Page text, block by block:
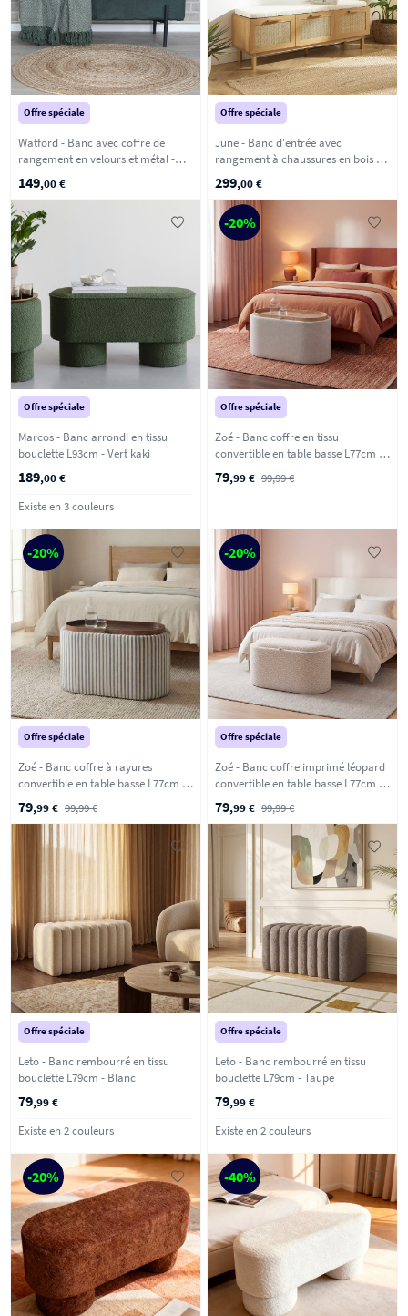
Offre spéciale
Watford - Banc avec coffre de
rangement en velours et métal -
Vert forêt
149,00 €
Offre spéciale
June - Banc d'entrée avec
rangement à chaussures en bois et
299,00 €
Offre spéciale
Marcos - Banc arrondi en tissu
bouclette L93cm - Vert kaki
189,00 €
Existe en 3 couleurs
-20%
Offre spéciale
Zoé - Banc coffre en tissu
convertible en table basse L77cm -
Beige chiné
79,99 € 99,99 €
-20%
Offre spéciale
Zoé - Banc coffre à rayures
convertible en table basse L77cm -
Vert
79,99 € 99,99 €
-20%
Offre spéciale
Zoé - Banc coffre imprimé léopard
convertible en table basse L77cm -
Beige
79,99 € 99,99 €
Offre spéciale
Leto - Banc rembourré en tissu
bouclette L79cm - Blanc
79,99 €
Existe en 2 couleurs
Offre spéciale
Leto - Banc rembourré en tissu
bouclette L79cm - Taupe
79,99 €
Existe en 2 couleurs
-20% -40%